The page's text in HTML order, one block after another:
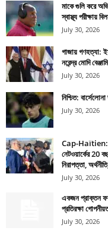
মাকে গুলি করে
স্বাস্থ্য পরীক্ষায়
July 30, 2026
গাজায় গণহত্যা:
নরেন্দ্র মোদি
July 30, 2026
নিশ্চিত:
July 30, 2026
Cap-Haïtien:
নেটওয়ার্কের 20
নিরাপত্তা,
July 30, 2026
একজন প্রাক্তন
প্রতিরক্ষা
July 30, 2026